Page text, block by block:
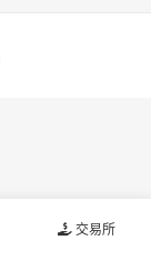
交易所